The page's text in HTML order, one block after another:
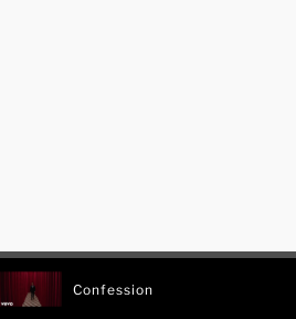
Confession